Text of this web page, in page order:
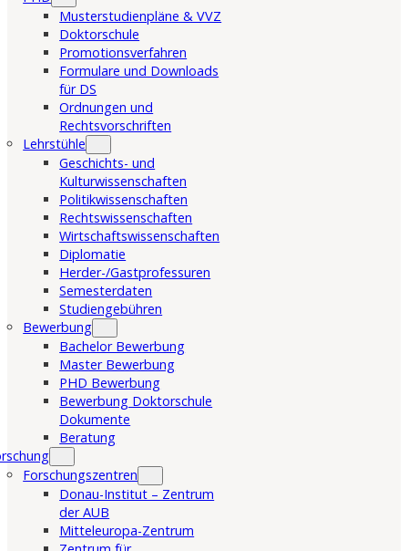
Musterstudienpläne & VVZ
Doktorschule
Promotionsverfahren
Formulare und Downloads
für DS
Ordnungen und
Rechtsvorschriften
Lehrstühle
Geschichts- und
Kulturwissenschaften
Politikwissenschaften
Rechtswissenschaften
Wirtschaftswissenschaften
Diplomatie
Herder-/Gastprofessuren
Semesterdaten
Studiengebühren
Bewerbung
Bachelor Bewerbung
Master Bewerbung
PHD Bewerbung
Bewerbung Doktorschule
Dokumente
Beratung
Forschungszentren
Donau-Institut – Zentrum
der AUB
Mitteleuropa-Zentrum